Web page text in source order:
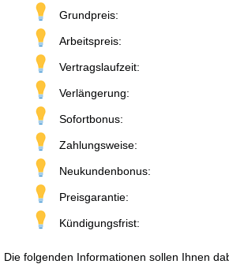
Grundpreis:
Arbeitspreis:
Vertragslaufzeit:
Verlängerung:
Sofortbonus:
Zahlungsweise:
Neukundenbonus:
Preisgarantie:
Kündigungsfrist:
Die folgenden Informationen sollen Ihnen